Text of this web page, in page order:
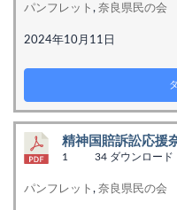
パンフレット,奈良県民の会
2024年10月11日
精神国賠訴訟応援
1 34 ダウンロード
パンフレット,奈良県民の会